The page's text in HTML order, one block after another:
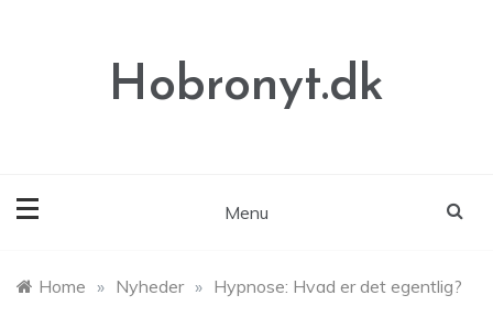
Hobronyt.dk
Menu
Home » Nyheder » Hypnose: Hvad er det egentlig?